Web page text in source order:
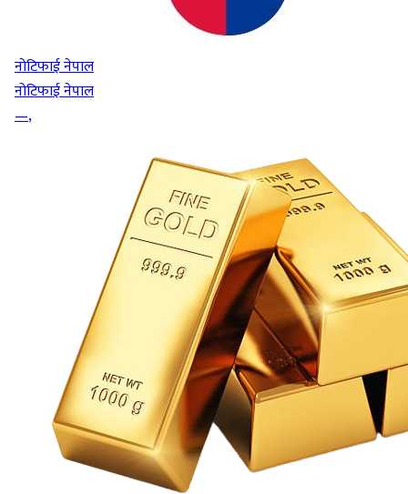
नोटिफाई नेपाल
नोटिफाई नेपाल
—,